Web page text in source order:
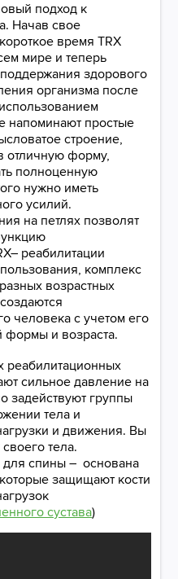
подход к
Начав свое
время TRX
мире и теперь
здорового
организма после
напоминают простые
строение,
отличную форму,
полноценную
нужно иметь
усилий.
на петлях позволят
реабилитации
комплекс
возрастных
человека с учетом его
формы и возраста.
реабилитационных
сильное давление на
задействуют группы
тела и
и движения. Вы
тела.
спины – основана
защищают кости
сустава)